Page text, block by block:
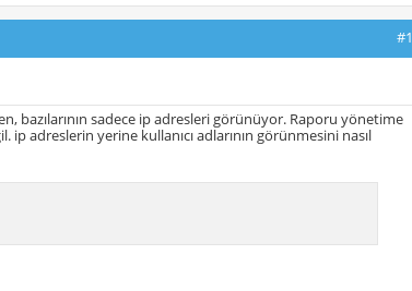
#1
bazılarının sadece ip adresleri görünüyor. Raporu yönetime
adreslerin yerine kullanıcı adlarının görünmesini nasıl